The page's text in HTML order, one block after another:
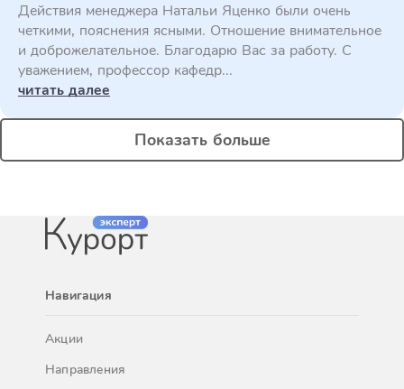
Действия менеджера Натальи Яценко были очень
четкими, пояснения ясными. Отношение внимательное
и доброжелательное. Благодарю Вас за работу. С
уважением, профессор кафедр...
читать далее
Показать больше
Навигация
Акции
Направления